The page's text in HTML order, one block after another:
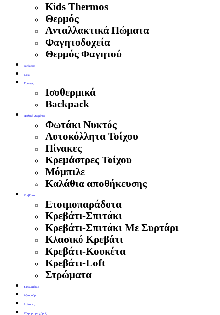
Kids Thermos
Θερμός
Aνταλλακτικά Πώματα
Φαγητοδοχεία
Θερμός Φαγητού
Pandaboo
Estia
Τσάντες
Ισοθερμικά
Backpack
Παιδικό Δωμάτιο
Φωτάκι Νυκτός
Αυτοκόλλητα Τοίχου
Πίνακες
Κρεμάστρες Τοίχου
Μόμπιλε
Καλάθια αποθήκευσης
Κρεβάτια
Ετοιμοπαράδοτα
Κρεβάτι-Σπιτάκι
Κρεβάτι-Σπιτάκι Με Συρτάρι
Κλασικό Κρεβάτι
Κρεβάτι-Κουκέτα
Κρεβάτι-Loft
Στρώματα
Στρωματάκια
Αξεσουάρ
Σαλιάρες
Κόσμημα με χάραξη